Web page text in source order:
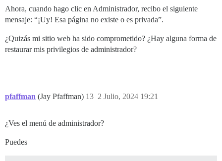
Ahora, cuando hago clic en Administrador, recibo el siguiente
mensaje: “¡Uy! Esa página no existe o es privada”.
¿Quizás mi sitio web ha sido comprometido? ¿Hay alguna forma de
restaurar mis privilegios de administrador?
pfaffman (Jay Pfaffman) 2 Julio, 2024 19:21
13
¿Ves el menú de administrador?
Puedes